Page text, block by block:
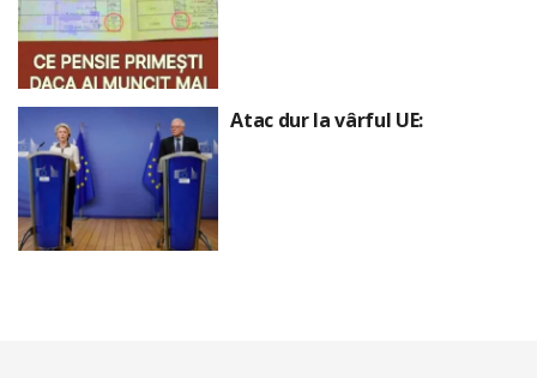
Atac dur la vârful UE: